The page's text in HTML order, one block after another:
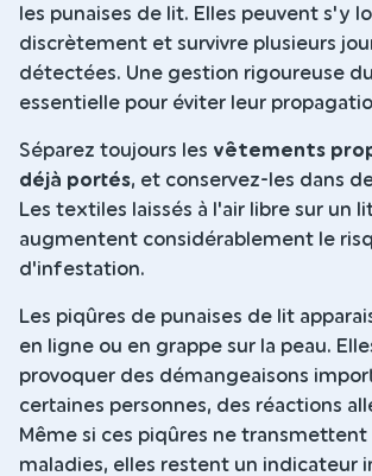
les punaises de lit. Elles peuvent s'y
discrètement et survivre plusieurs
détectées. Une gestion rigoureuse
essentielle pour éviter leur
Séparez toujours les vêtements
déjà portés, et conservez-les dans
Les textiles laissés à l'air libre sur un
augmentent considérablement le
d'infestation.
Les piqûres de punaises de lit
en ligne ou en grappe sur la peau.
provoquer des démangeaisons
certaines personnes, des réactions
Même si ces piqûres ne transmettent
maladies, elles restent un indicateur